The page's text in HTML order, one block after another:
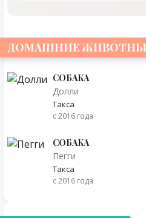
ДОМАШНИЕ
СОБАКА
Долли
Такса
с 2016 года
СОБАКА
Пегги
Такса
с 2016 года